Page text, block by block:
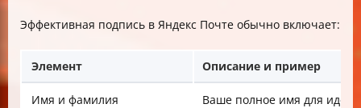
Эффективная подпись в Яндекс Почте обычно включает:
Элемент Описание и пример
Имя и фамилия Ваше полное имя для